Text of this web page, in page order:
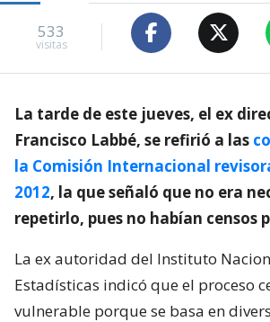
533
visitas
La tarde de este jueves, el ex
Francisco Labbé, se refirió a las
la Comisión Internacional
2012, la que señaló que no era
repetirlo, pues no habían censos
La ex autoridad del Instituto
Estadísticas indicó que el proceso
vulnerable porque se basa en